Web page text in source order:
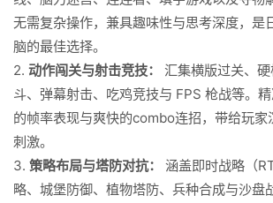
无需复杂操作，兼具趣味性与思考深度，是
脑的最佳选择。
2. 动作闯关与射击竞技：
汇集横版过关、
斗、弹幕射击、吃鸡竞技与 FPS 枪战等。
的帧率表现与爽快的combo连招，带给玩家
刺激。
3. 策略布局与塔防对抗：
涵盖即时战略（
略、城堡防御、植物塔防、兵种合成与沙盘